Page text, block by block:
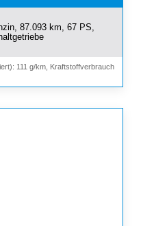
87.093 km, 67 PS,
111 g/km, Kraftstoffverbrauch